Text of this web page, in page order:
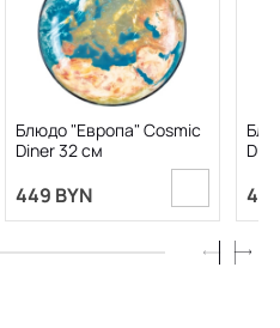
Блюдо "Европа" Cosmic
Diner 32 см
449 BYN